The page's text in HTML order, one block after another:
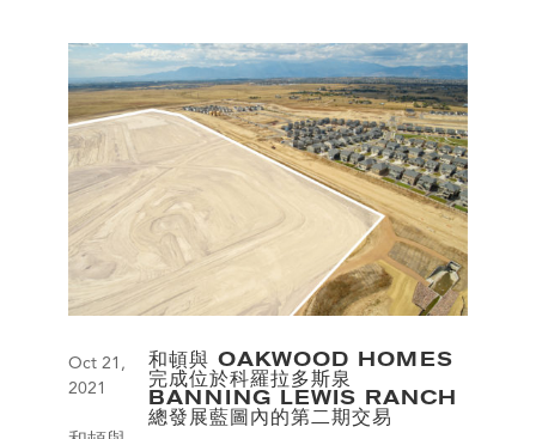
和頓與 OAKWOOD HOMES
完成位於科羅拉多斯泉
BANNING LEWIS RANCH
總發展藍圖內的第二期交易
Oct 21,
2021